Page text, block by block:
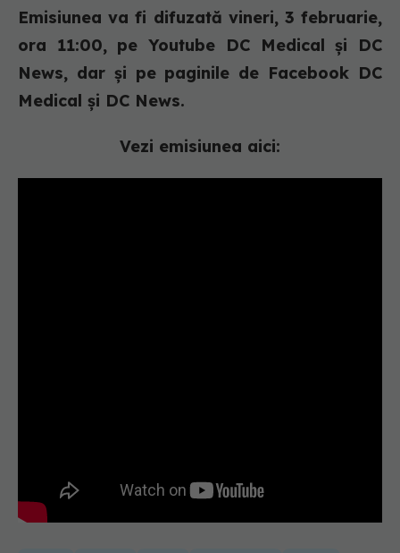
Emisiunea va fi difuzată vineri, 3 februarie,
ora 11:00, pe Youtube DC Medical și DC
News, dar și pe paginile de Facebook DC
Medical și DC News.
Vezi emisiunea aici: